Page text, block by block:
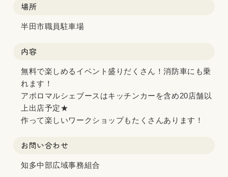
場所
半田市職員駐車場
内容
無料で楽しめるイベント盛りだくさん！消防車にも乗
れます！
アポロマルシェブースはキッチンカーを含め20店舗以
上出店予定★
作って楽しいワークショップもたくさんあります！
お問い合わせ
知多中部広域事務組合